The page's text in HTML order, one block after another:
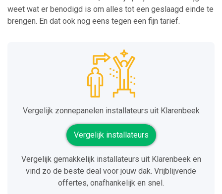
weet wat er benodigd is om alles tot een geslaagd einde te
brengen. En dat ook nog eens tegen een fijn tarief.
Vergelijk zonnepanelen installateurs uit Klarenbeek
Vergelijk installateurs
Vergelijk gemakkelijk installateurs uit Klarenbeek en
vind zo de beste deal voor jouw dak. Vrijblijvende
offertes, onafhankelijk en snel.